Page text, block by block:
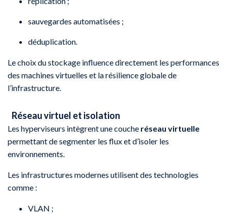
sauvegardes automatisées ;
déduplication.
Le choix du stockage influence directement les performances
des machines virtuelles et la résilience globale de
l’infrastructure.
Réseau virtuel et isolation
Les hyperviseurs intègrent une couche réseau virtuelle
permettant de segmenter les flux et d’isoler les
environnements.
Les infrastructures modernes utilisent des technologies
comme :
VLAN ;